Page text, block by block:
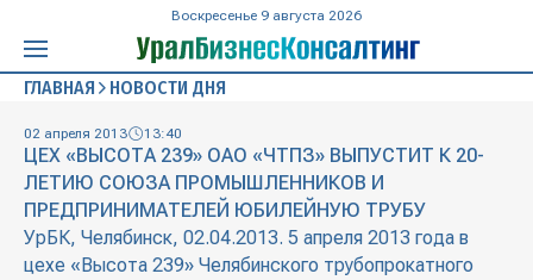
Воскресенье 9 августа 2026
ГЛАВНАЯ НОВОСТИ ДНЯ
02 апреля 2013 13:40
ЦЕХ «ВЫСОТА 239» ОАО «ЧТПЗ» ВЫПУСТИТ К 20-
ЛЕТИЮ СОЮЗА ПРОМЫШЛЕННИКОВ И
ПРЕДПРИНИМАТЕЛЕЙ ЮБИЛЕЙНУЮ ТРУБУ
УрБК, Челябинск, 02.04.2013. 5 апреля 2013 года в
цехе «Высота 239» Челябинского трубопрокатного